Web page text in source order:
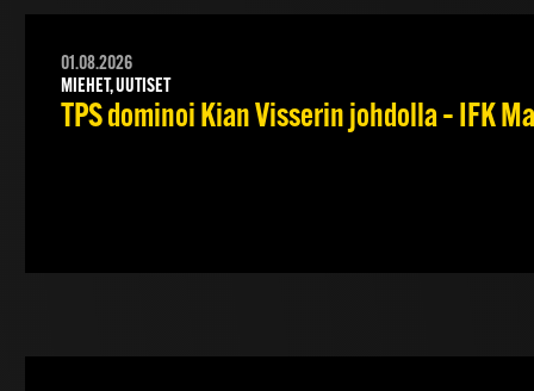
01.08.2026
MIEHET, UUTISET
TPS dominoi Kian Visserin johdolla – IFK